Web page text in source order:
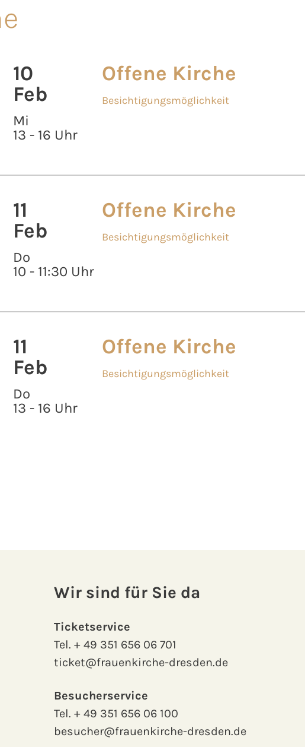
10
Feb
Mi
13 - 16 Uhr
Offene Kirche
Besichtigungsmöglichkeit
11
Feb
Do
10 - 11:30 Uhr
Offene Kirche
Besichtigungsmöglichkeit
11
Feb
Do
13 - 16 Uhr
Offene Kirche
Besichtigungsmöglichkeit
Wir sind für Sie da
Ticketservice
Tel.+ 49 351 656 06 701
ticket@frauenkirche-dresden.de
Besucherservice
Tel.+ 49 351 656 06 100
besucher@frauenkirche-dresden.de